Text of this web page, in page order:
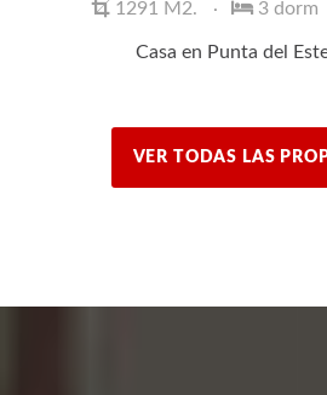
1291 M2. 3 dorm
Casa en Punta del
VER TODAS LAS